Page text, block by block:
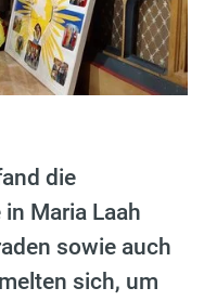
die
Maria Laah
sowie auch
sich, um